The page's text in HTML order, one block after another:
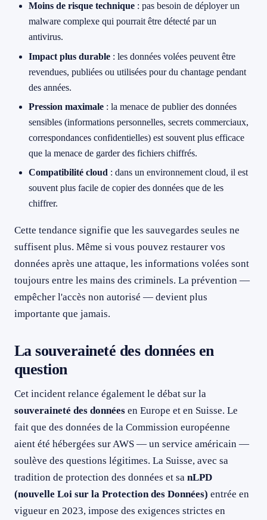
Moins de risque technique : pas besoin de déployer un
malware complexe qui pourrait être détecté par un
antivirus.
Impact plus durable : les données volées peuvent être
revendues, publiées ou utilisées pour du chantage pendant
des années.
Pression maximale : la menace de publier des données
sensibles (informations personnelles, secrets commerciaux,
correspondances confidentielles) est souvent plus efficace
que la menace de garder des fichiers chiffrés.
Compatibilité cloud : dans un environnement cloud, il est
souvent plus facile de copier des données que de les
chiffrer.
Cette tendance signifie que les sauvegardes seules ne
suffisent plus. Même si vous pouvez restaurer vos
données après une attaque, les informations volées sont
toujours entre les mains des criminels. La prévention —
empêcher l'accès non autorisé — devient plus
importante que jamais.
La souveraineté des données en
question
Cet incident relance également le débat sur la
souveraineté des données en Europe et en Suisse. Le
fait que des données de la Commission européenne
aient été hébergées sur AWS — un service américain —
soulève des questions légitimes. La Suisse, avec sa
tradition de protection des données et sa nLPD
(nouvelle Loi sur la Protection des Données) entrée en
vigueur en 2023, impose des exigences strictes en